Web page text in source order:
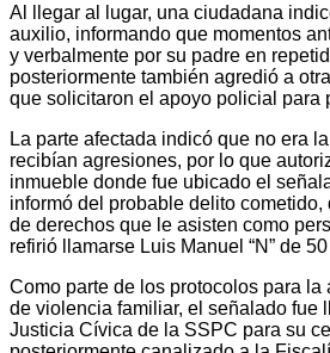
Al llegar al lugar, una ciudadana
auxilio, informando que momentos
y verbalmente por su padre en
posteriormente también agredió a
que solicitaron el apoyo policial para
La parte afectada indicó que no era
recibían agresiones, por lo que
inmueble donde fue ubicado el
informó del probable delito cometido,
de derechos que le asisten como
refirió llamarse Luis Manuel “N” de
Como parte de los protocolos para la
de violencia familiar, el señalado fue
Justicia Cívica de la SSPC para su